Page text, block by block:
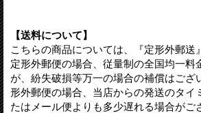
【送料について】
こちらの商品については、『定形外郵送
定形外郵便の場合、従量制の全国均一料
が、紛失破損等万一の場合の補償はござ
形外郵便の場合、当店からの発送のタイ
たはメール便よりも多少遅れる場合が